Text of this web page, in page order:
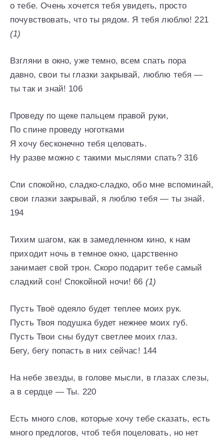
о тебе. Очень хочется тебя увидеть, просто
почувствовать, что ты рядом. Я тебя люблю! 221
(1)
Взгляни в окно, уже темно, всем спать пора
давно, свои ты глазки закрывай, люблю тебя —
ты так и знай! 106
Проведу по щеке пальцем правой руки,
По спине проведу ноготками
Я хочу бесконечно тебя целовать.
Ну разве можно с такими мыслями спать? 316
Спи спокойно, сладко-сладко, обо мне вспоминай,
свои глазки закрывай, я люблю тебя — ты знай.
194
Тихим шагом, как в замедленном кино, к нам
приходит ночь в темное окно, царственно
занимает свой трон. Скоро подарит тебе самый
сладкий сон! Спокойной ночи! 66 (1)
Пусть Твоё одеяло будет теплее моих рук.
Пусть Твоя подушка будет нежнее моих губ.
Пусть Твои сны будут светлее моих глаз.
Бегу, бегу попасть в них сейчас! 144
На небе звезды, в голове мысли, в глазах слезы,
а в сердце — Ты. 220
Есть много слов, которые хочу тебе сказать, есть
много предлогов, чтоб тебя поцеловать, но нет